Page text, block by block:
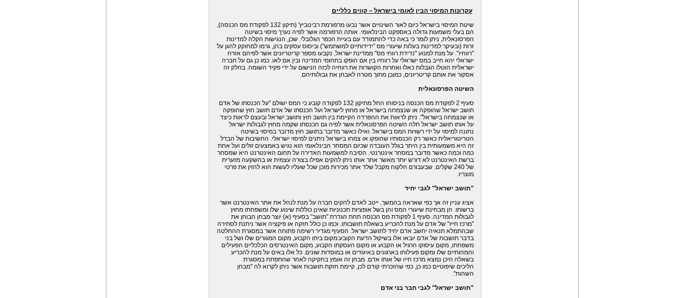
עקרונות המיסוי הבין לאומי בישראל – קווים כלליים
שיטת המיסוי בישראל כיום לאור השינויים אשר נבעו מרפורמת רבינוביץ' (תיקון 132 לפקודת מס הכנסה),
הם בעלי משמעות גדולה באספקט הבינלאומי. אותה הרפורמה אשר לפיה נערך מיסוי בשיטה
הפרסונאלית, ניתן לומר כי באה כדי להתמודד עם בעיית הכפר הגלובלי. שכן, הנגישות הקלה למדינות
זרות (ובעיקר למדינות בעלות שיעורי מס "ידידותיים למשתמש") וביסוס עסקים בהן, גרמו למחוקק להגן על
"רווחיו". על מנת למנוע "נדידת רווחי מס" ממדינת ישראל, נקבעו מספר קריטריונים אשר לפיהם אזרח
ישראלי יהא חייב במס ישראלי על רווחיו בין אם הופקו בתחומי המדינה ובין אם לאו. כמו כן גם על חברה
ישראלית הוטלו הגבלות כאלו ואחרות הקושרות את רווחיה לכזה הנישום על ידי פקיד השומה. בחלק זה
אסקור את אותם קריטריונים, כמובן מתוך מטרה לאבחן את גבולותיהם.
השיטה הפרסונאלית
סעיף 2 לפקודת מס הכנסה בניסוחו החל מתיקון 132 לפקודה קובע כי המס ישולם "על הכנסתו של אדם
תושב ישראל שהופקה או שנצמחה בישראל או מחוץ לישראל ועל הכנסתו של אדם תושב חוץ שהופקה
או שנצמחה בישראל". ניתן לראות את ההפרדה הקיימת בין תושב חוץ ותושב ישראל ובעצם לראות כיצד
על אותו תושב ישראל חלה השיטה הפרסונאלית אשר לפיה גם הכנסתו שקמה מחוץ לגבולות ישראל
נתונה למיסוי על ידי רשויות המס בישראל. ואילו כאשר מדובר בתושב חוץ מדובר במיסוי בשיטה
הטריטוריאלית כאשר רק הכנסותיו שהופקו או צמחו בישראל ניתנים למיסוי ישראלי. החשיבות של הבדל
זה היא משמעותית בין היתר בגלל העובדה שכיום המסחר הבינלאומי הוא נגיש באמצעים זולים ועל אחת
כמה וכמה כאשר מדובר במסחר אינטרנטי. הסיבה למשמעות האדירה על תחום האינטרנט היא שמסחר
ברשת האינטרנט לא דורש יותר מאשר אתר אותו ניתן להקים אפילו בצורה עצמית או בהשקעה מזערית
של 240 שקלים. שבעבורם הלקוח מקבל שלד אתר מכירות מוכן שכל שעליו לעשות הוא להזין את פרטי
מוצריו.
"תושב ישראל" לגבי יחיד
אציג עניין זה אך כפי שאראה בהמשך, ייטב לאדם להקים חברה על מנת לנהל את אתר האינטרנט אשר
ברשותו. הן מבחינת שיעורי המס והן בשל אופציות תכנוניות שאינן כוללות שינוע שלו ומשפחתו מחוץ
לגבולות המדינה. סעיף 1 לפקודת מס הכנסה תחת הגדרת "תושב" בסעיף (א) יוצר מבחן הבוחן את
"מרכז חייו" של אדם על מנת להכריע בשאלת תושבותו. וכמו כן כולל חזקה או פיקציה אשר ניתנת לסתירה
שבהתמלא תנאיה יחשב אדם יחיד לתושב ישראל. הסעיף מגדיר רשימה פתוחה אשר במסגרת ההחלטה
בדבר תושבות של אדם יובאו אלו בשיקול הדעת הקובע:מקום ביתו הקבוע, מקום המגורים שלו ושל בני
משפחתו, מקום עיסוקו הרגיל או הקבוע או מקום העסקתו הקבוע, מקום האינטרסים הכלכליים הפעילים
והמהותיים שלו ומקום פעילותו בארגונים באיגודים או במוסדות שונים. כל אלו באים על מנת להכריע
בשאלה היכן נמצא מרכז חייו של אותו אדם. מבחן זה אומץ בחקיקה לאחר שהתפתח במסגרת
הליכים שיפוטיים כמו כן, כפי שהזכרתי קודם לכן, קיימת חזקת תושבות אשר ניתן לקרוא לה "מבחן
השהות".
"תושב ישראל" לגבי חבר בני אדם